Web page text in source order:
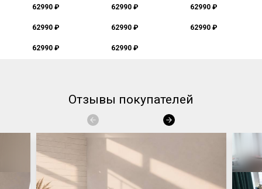
62990 ₽ 62990 ₽ 62990 ₽
62990 ₽ 62990 ₽ 62990 ₽
62990 ₽ 62990 ₽
Отзывы покупателей